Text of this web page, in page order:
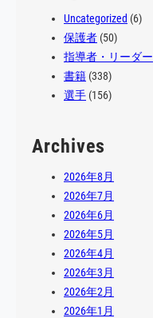
Uncategorized (6)
保護者 (50)
指導者・リーダー
書籍 (338)
選手 (156)
Archives
2026年8月
2026年7月
2026年6月
2026年5月
2026年4月
2026年3月
2026年2月
2026年1月